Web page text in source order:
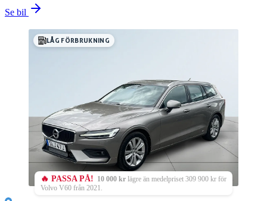
Se bil
LÅG FÖRBRUKNING
🔥 PASSA PÅ! 10 000 kr lägre än medelpriset 309 900 kr för
Volvo V60 från 2021.